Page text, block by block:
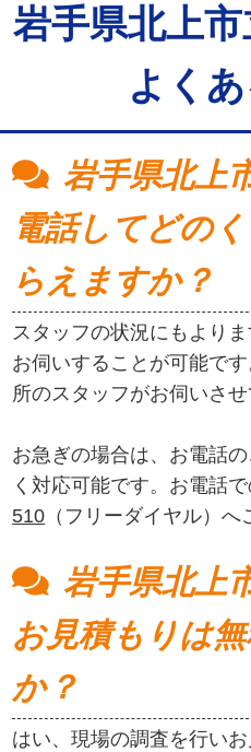
岩手県北上
よく
岩手県北上
電話してどの
らえますか？
スタッフの状況にもより
お伺いすることが可能で
所のスタッフがお伺いさせ
お急ぎの場合は、お電話
く対応可能です。お電話
510 （フリーダイヤル）へ
岩手県北上
お見積もりは
か？
はい、現場の調査を行い